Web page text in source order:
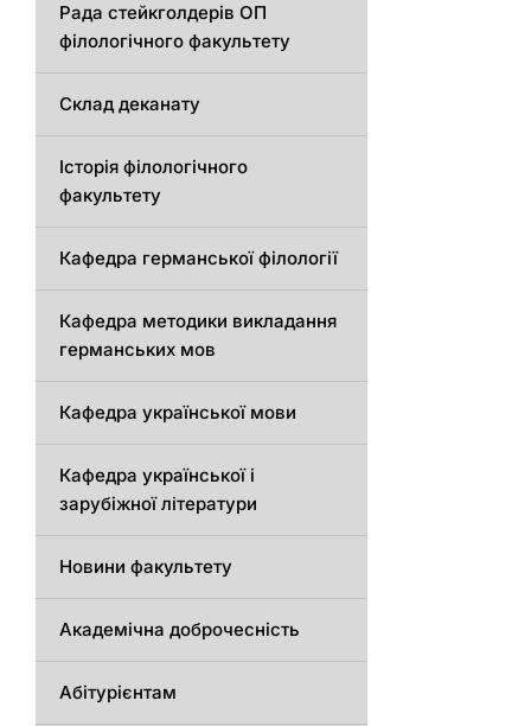
Рада стейкголдерів ОП
філологічного факультету
Склад деканату
Історія філологічного
факультету
Кафедрa германської філології
Кафедрa методики викладання
германських мов
Кафедра української мови
Кафедра української і
зарубіжної літератури
Новини факультету
Академічна доброчесність
Абітурієнтам